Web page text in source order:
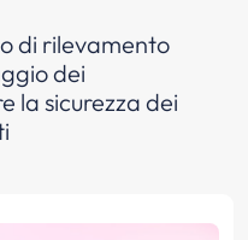
di rilevamento
dei
la sicurezza dei